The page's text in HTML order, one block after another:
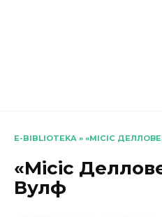
E-BIBLIOTEKA » «МІСІС
«Місіс
Вулф